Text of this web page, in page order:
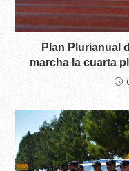
Plan Plurianual
marcha la cuarta